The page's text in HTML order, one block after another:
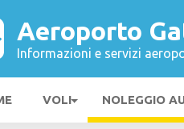
Aeroporto
Informazioni e servizi
VOLI NOLEGGIO